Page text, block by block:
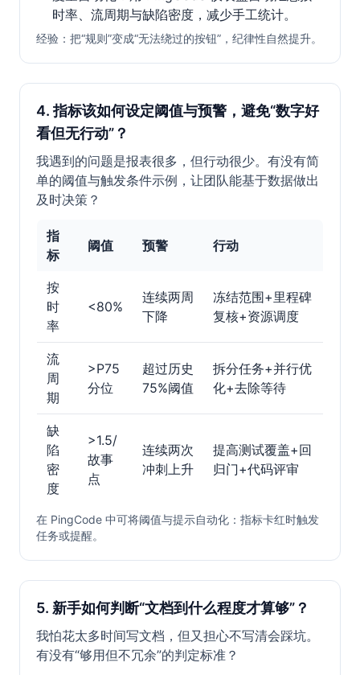
时率、流周期与缺陷密度，减少手工统计。
经验：把“规则”变成“无法绕过的按钮”，纪律性自然提升。
4. 指标该如何设定阈值与预警，避免“数字好
看但无行动”？
我遇到的问题是报表很多，但行动很少。有没有简
单的阈值与触发条件示例，让团队能基于数据做出
及时决策？
指
标
阈值 预警 行动
按
时
率
<80%
连续两周
下降
冻结范围+里程碑
复核+资源调度
流
周
期
>P75
分位
超过历史
75%阈值
拆分任务+并行优
化+去除等待
缺
陷
密
度
>1.5/
故事
点
连续两次
冲刺上升
提高测试覆盖+回
归门+代码评审
在 PingCode 中可将阈值与提示自动化：指标卡红时触发
任务或提醒。
5. 新手如何判断“文档到什么程度才算够”？
我怕花太多时间写文档，但又担心不写清会踩坑。
有没有“够用但不冗余”的判定标准？